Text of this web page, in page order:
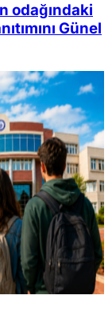
odağındaki
Günel